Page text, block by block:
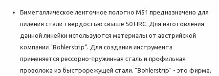
Биметаллическое ленточное полотно M51 предназначено для
пиления стали твердостью свыше 50 HRC. Для изготовления
данной линейки используются материалы от австрийской
компании "Bohlerstrip". Для создания инструмента
применяется рессорно-пружинная сталь и профильная
проволока из быстрорежущей стали. "Bohlerstrip" - это фирма,